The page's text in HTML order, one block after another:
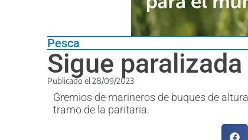
Pesca
Sigue
Publicado el 28/09/2023
Gremios de marineros de buques de
tramo de la paritaria.